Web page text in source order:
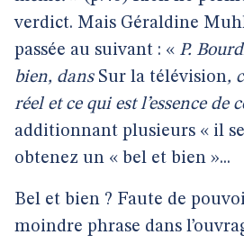
verdict. Mais Géraldine
passée au suivant : « P.
bien, dans Sur la télévision,
réel et ce qui est l’essence de
additionnant plusieurs « il
obtenez un « bel et bien »...
Bel et bien ? Faute de
moindre phrase dans